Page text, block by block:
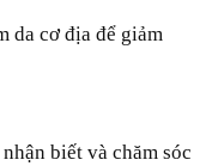
da cơ địa để giảm
biết và chăm sóc